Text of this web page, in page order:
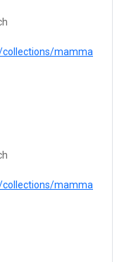
mamma
mamma